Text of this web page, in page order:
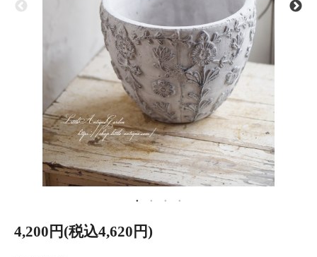
4,200円(税込4,620円)